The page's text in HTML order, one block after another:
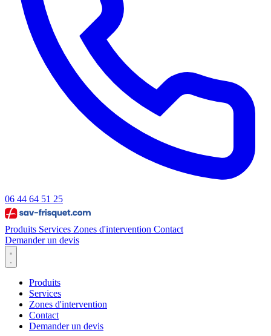
06 44 64 51 25
Produits Services Zones d'intervention Contact
Demander un devis
Produits
Services
Zones d'intervention
Contact
Demander un devis